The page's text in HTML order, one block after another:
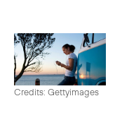
Credits: Gettyimages